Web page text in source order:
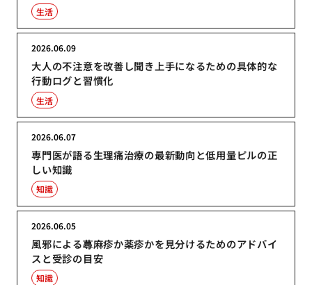
生活
大人の不注意を改善し聞き上手になるための具体的な
行動ログと習慣化
2026.06.09
生活
専門医が語る生理痛治療の最新動向と低用量ピルの正
しい知識
2026.06.07
知識
風邪による蕁麻疹か薬疹かを見分けるためのアドバイ
スと受診の目安
2026.06.05
知識